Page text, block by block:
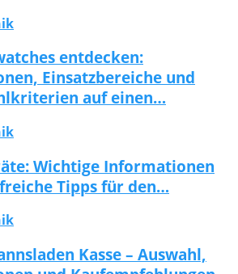
entdecken:
Einsatzbereiche und
auf einen…
Wichtige Informationen
Tipps für den…
Kasse – Auswahl,